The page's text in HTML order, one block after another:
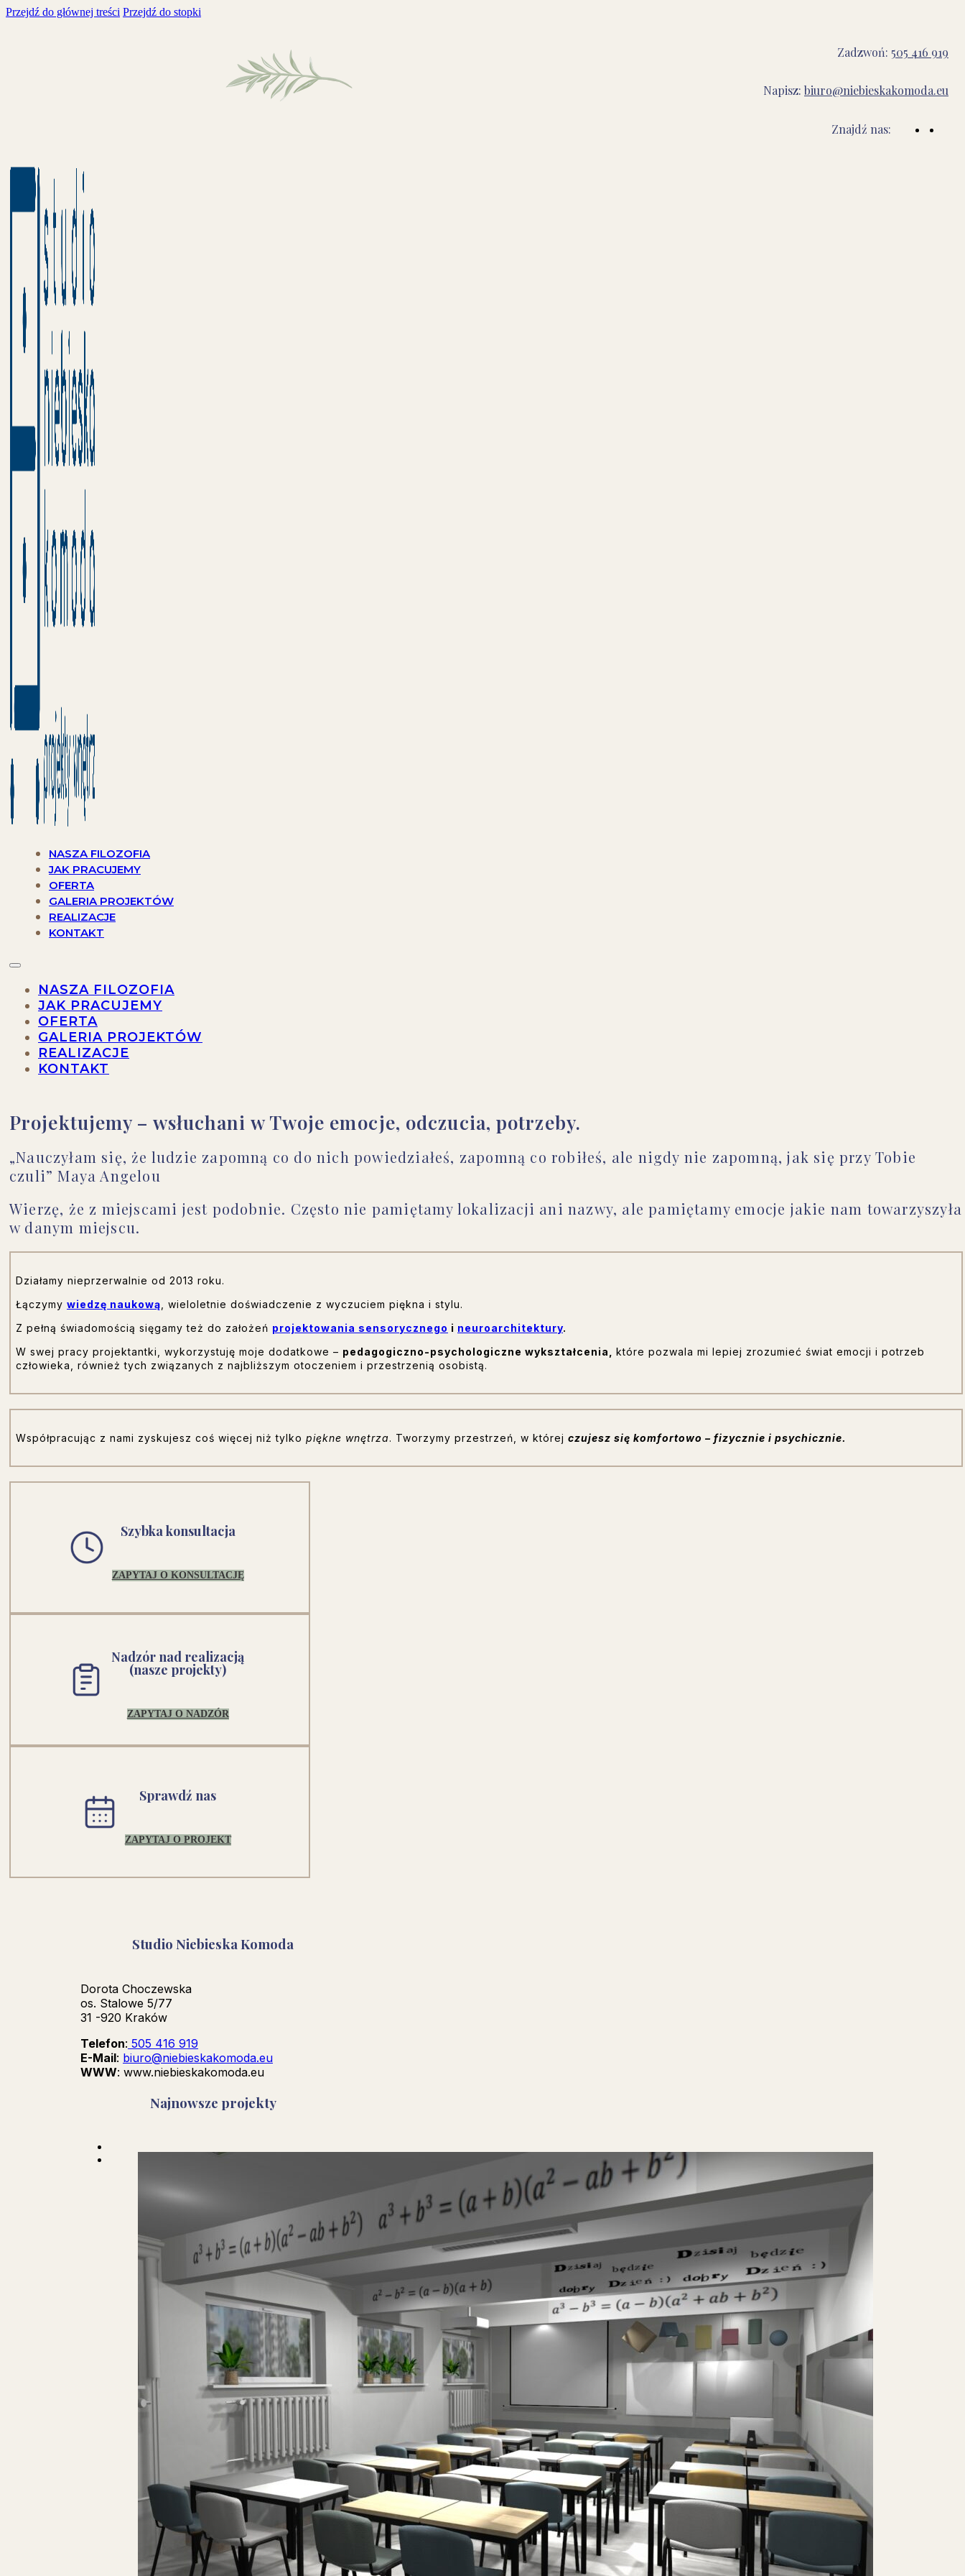
Przejdź do głównej treści Przejdź do stopki
Zadzwoń: 505 416 919
Napisz: biuro@niebieskakomoda.eu
Znajdź nas:
NASZA FILOZOFIA
JAK PRACUJEMY
OFERTA
GALERIA PROJEKTÓW
REALIZACJE
KONTAKT
NASZA FILOZOFIA
JAK PRACUJEMY
OFERTA
GALERIA PROJEKTÓW
REALIZACJE
KONTAKT
Projektujemy – wsłuchani w Twoje emocje, odczucia, potrzeby.
„Nauczyłam się, że ludzie zapomną co do nich powiedziałeś, zapomną co robiłeś, ale nigdy nie zapomną, jak się przy Tobie
czuli” Maya Angelou
Wierzę, że z miejscami jest podobnie. Często nie pamiętamy lokalizacji ani nazwy, ale pamiętamy emocje jakie nam towarzyszyła
w danym miejscu.
Działamy nieprzerwalnie od 2013 roku.
Łączymy wiedzę naukową , wieloletnie doświadczenie z wyczuciem piękna i stylu.
Z pełną świadomością sięgamy też do założeń projektowania sensorycznego i neuroarchitektury.
W swej pracy projektantki, wykorzystuję moje dodatkowe – pedagogiczno-psychologiczne wykształcenia, które pozwala mi lepiej zrozumieć świat emocji i potrzeb
człowieka, również tych związanych z najbliższym otoczeniem i przestrzenią osobistą.
Współpracując z nami zyskujesz coś więcej niż tylko piękne wnętrza. Tworzymy przestrzeń, w której czujesz się komfortowo – fizycznie i psychicznie.
Szybka konsultacja
ZAPYTAJ O KONSULTACJĘ
Nadzór nad realizacją
(nasze projekty)
ZAPYTAJ O NADZÓR
Sprawdź nas
ZAPYTAJ O PROJEKT
Studio Niebieska Komoda
Dorota Choczewska
os. Stalowe 5/77
31 -920 Kraków
Telefon: 505 416 919
E-Mail: biuro@niebieskakomoda.eu
WWW: www.niebieskakomoda.eu
Najnowsze projekty